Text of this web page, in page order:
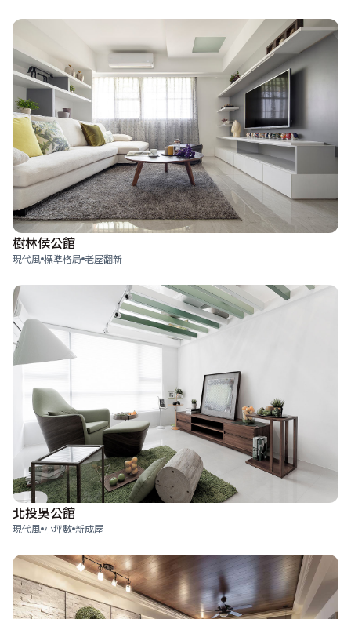
樹林侯公館
現代風 標準格局 老屋翻新
北投吳公館
現代風 小坪數 新成屋